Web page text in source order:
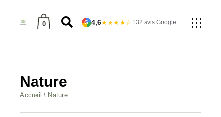
0
dans le panier.
G 4,6★★★★☆ 132 avis Google
Nature
Accueil Nature